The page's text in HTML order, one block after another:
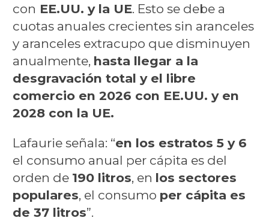
con EE.UU. y la UE. Esto se debe a
cuotas anuales crecientes sin aranceles
y aranceles extracupo que disminuyen
anualmente, hasta llegar a la
desgravación total y el libre
comercio en 2026 con EE.UU. y en
2028 con la UE.
Lafaurie señala: “en los estratos 5 y 6
el consumo anual per cápita es del
orden de 190 litros, en los sectores
populares, el consumo per cápita es
de 37 litros”.